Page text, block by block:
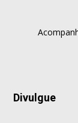
Divulgue